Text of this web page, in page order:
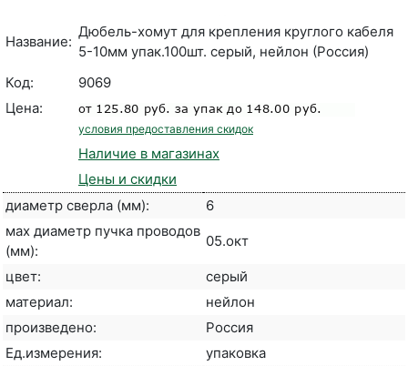
Название:
Дюбель-хомут для крепления круглого кабеля
5-10мм упак.100шт. серый, нейлон (Россия)
Код:
9069
Цена:
условия предоставления скидок
Наличие в магазинах
Цены и скидки
диаметр сверла (мм):
6
мах диаметр пучка проводов
(мм):
05.окт
цвет:
серый
материал:
нейлон
произведено:
Россия
Ед.измерения:
упаковка